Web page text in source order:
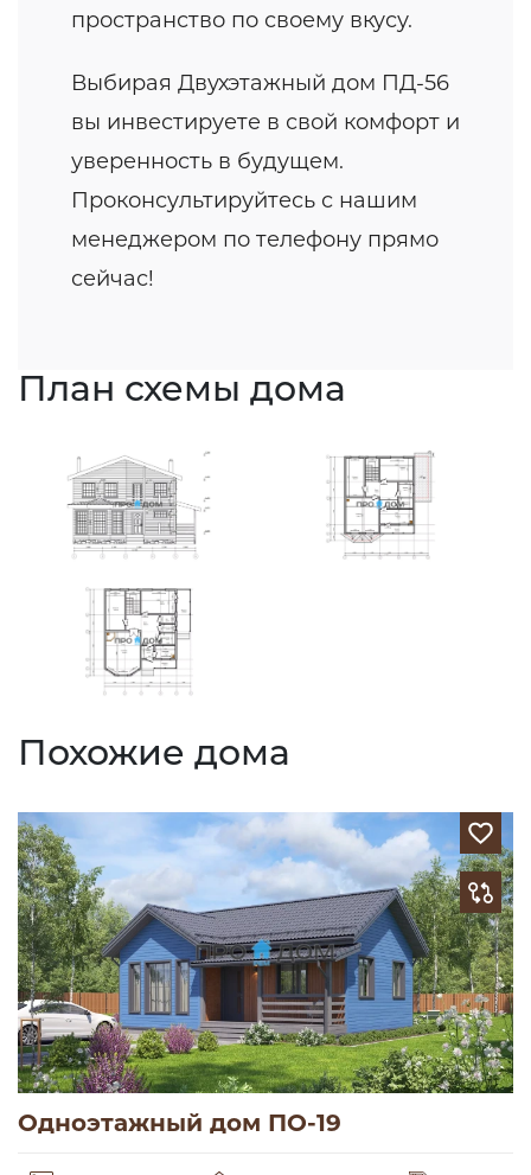
пространство по своему вкусу.
Выбирая Двухэтажный дом ПД-56
вы инвестируете в свой комфорт и
уверенность в будущем.
Проконсультируйтесь с нашим
менеджером по телефону прямо
сейчас!
План схемы дома
Похожие дома
Одноэтажный дом ПО-19